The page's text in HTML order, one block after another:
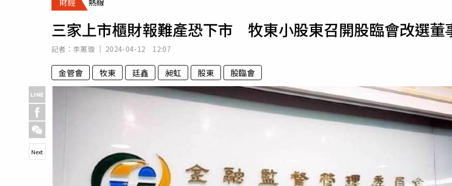
專欄
房產新勢力
運勢
三家上市櫃財報難產恐下市 牧東小股東召開股臨會改選董
記者： 李蕙璇 2024-04-12 12:07
金管會 牧東 廷鑫 昶虹 股東 股臨會
Next